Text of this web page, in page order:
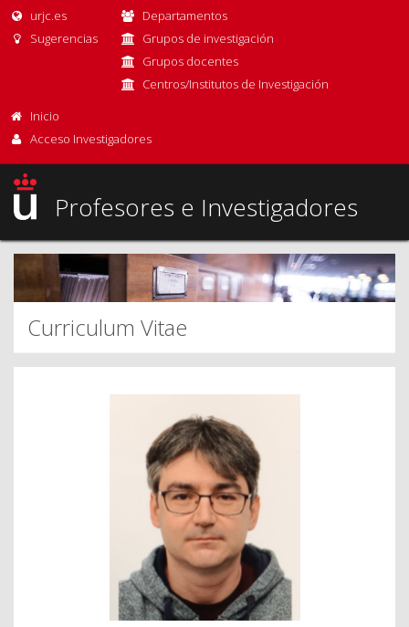
urjc.es
Sugerencias
Departamentos
Grupos de investigación
Grupos docentes
Centros/Institutos de Investigación
Inicio
Acceso Investigadores
Profesores e Investigadores
Curriculum Vitae